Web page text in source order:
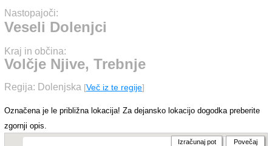
Nastopajoči:
Veseli Dolenjci
Kraj in občina:
Volčje Njive, Trebnje
Regija: Dolenjska [Več iz te regije]
Označena je le približna lokacija! Za dejansko lokacijo dogodka preberite
zgornji opis.
Izračunaj pot Povečaj